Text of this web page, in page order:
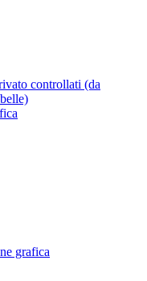
controllati (da
grafica